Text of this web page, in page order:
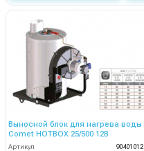
Выносной блок для нагрева воды
Comet HOTBOX 25/500 12В
Артикул